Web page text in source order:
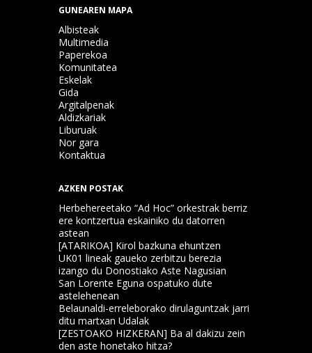
GUNEAREN MAPA
Albisteak
Multimedia
Paperekoa
Komunitatea
Eskelak
Gida
Argitalpenak
Aldizkariak
Liburuak
Nor gara
Kontaktua
AZKEN POSTAK
Herbehereetako “Ad Hoc” orkestrak berriz
ere kontzertua eskainiko du datorren
astean
[ATARIKOA] Kirol bazkuna ehuntzen
UK01 lineak gaueko zerbitzu berezia
izango du Donostiako Aste Nagusian
San Lorente Eguna ospatuko dute
astelehenean
Belaunaldi-erreleborako dirulaguntzak jarri
ditu martxan Udalak
[ZESTOAKO HIZKERAN] Ba al dakizu zein
den aste honetako hitza?